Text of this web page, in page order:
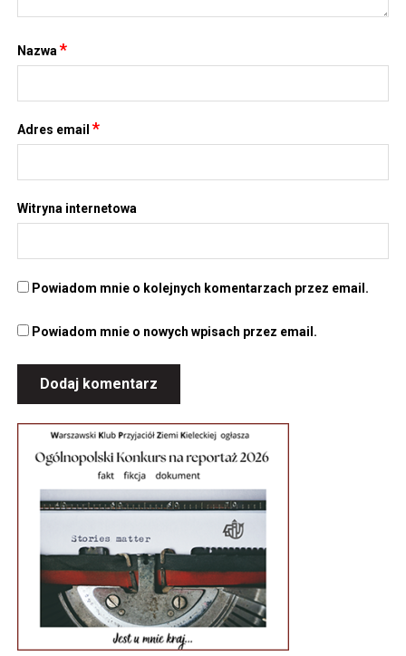
Nazwa*
Adres email*
Witryna internetowa
Powiadom mnie o kolejnych komentarzach przez email.
Powiadom mnie o nowych wpisach przez email.